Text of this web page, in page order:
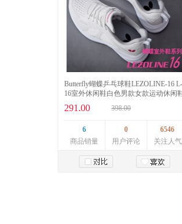
Butterfly蝴蝶乒乓球鞋LEZOLINE-16 L-
16室外休闲鞋白色男款女款运动休闲
291.00 398.00
6
商品销量
0
用户评论
6546
关注人气